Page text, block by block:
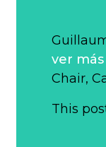
ver
Chair,
This